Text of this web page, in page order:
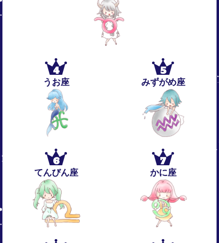
4
うお座
5
みずがめ座
6
てんびん座
7
かに座